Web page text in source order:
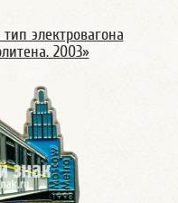
электровагона
2003»